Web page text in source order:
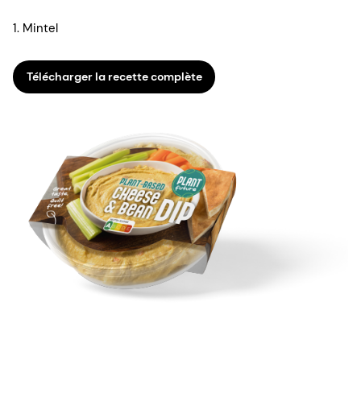
1. Mintel
Télécharger la recette complète